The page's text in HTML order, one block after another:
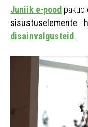
Juniik e-pood pakub
sisustuselemente -
disainvalgusteid